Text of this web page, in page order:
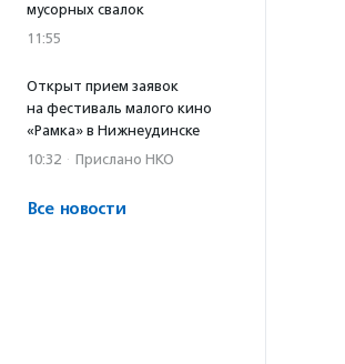
мусорных свалок
11:55
Открыт прием заявок
на фестиваль малого кино
«Рамка» в Нижнеудинске
10:32 · Прислано НКО
Все новости